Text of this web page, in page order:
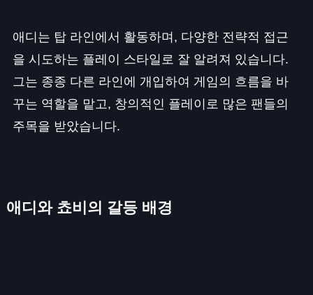
애디는 탑 라인에서 활동하며, 다양한 전략적 접근
을 시도하는 플레이 스타일로 잘 알려져 있습니다.
그는 종종 다른 라인에 개입하여 게임의 흐름을 바
꾸는 역할을 맡고, 창의적인 플레이로 많은 팬들의
주목을 받았습니다.
애디와 쵸비의 갈등 배경